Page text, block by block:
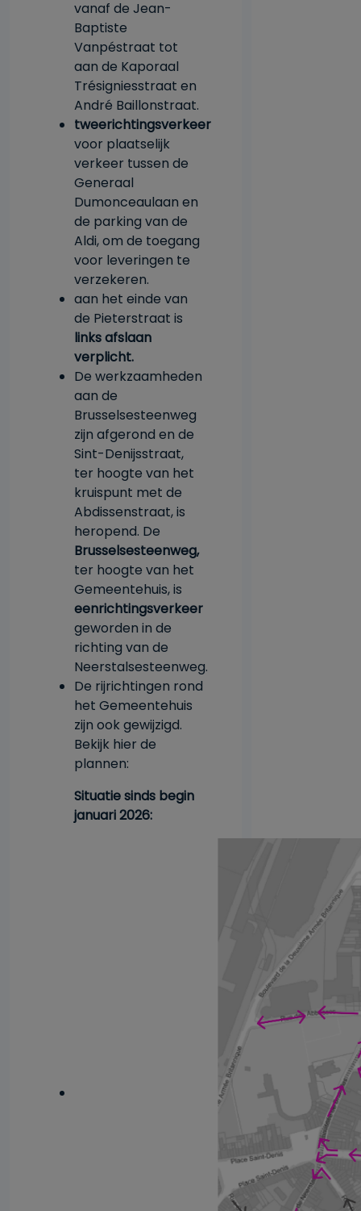
vanaf de Jean-
Baptiste
Vanpéstraat tot
aan de Kaporaal
Trésigniesstraat en
André Baillonstraat.
tweerichtingsverkeer
voor plaatselijk
verkeer tussen de
Generaal
Dumonceaulaan en
de parking van de
Aldi, om de toegang
voor leveringen te
verzekeren.
aan het einde van
de Pieterstraat is
links afslaan
verplicht.
De werkzaamheden
aan de
Brusselsesteenweg
zijn afgerond en de
Sint-Denijsstraat,
ter hoogte van het
kruispunt met de
Abdissenstraat, is
heropend. De
Brusselsesteenweg,
ter hoogte van het
Gemeentehuis, is
eenrichtingsverkeer
geworden in de
richting van de
Neerstalsesteenweg.
De rijrichtingen rond
het Gemeentehuis
zijn ook gewijzigd.
Bekijk hier de
plannen:
Situatie sinds begin
januari 2026: